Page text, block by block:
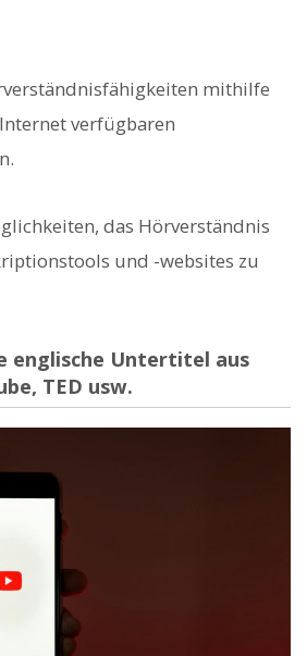
mithilfe
verfügbaren
das Hörverständnis
und -websites zu
englische Untertitel aus
TED usw.